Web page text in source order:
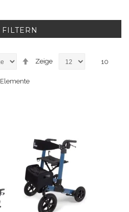
FILTERN
Absteigend
sortieren
Zeige 10
Elemente